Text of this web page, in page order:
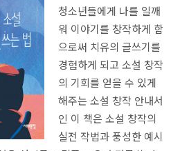
청소년들에게 나를 일깨
워 이야기를 창작하게 함
으로써 치유의 글쓰기를
경험하게 되고 소설 창작
의 기회를 얻을 수 있게
해주는 소설 창작 안내서
인 이 책은 소설 창작의
실전 작법과 풍성한 예시